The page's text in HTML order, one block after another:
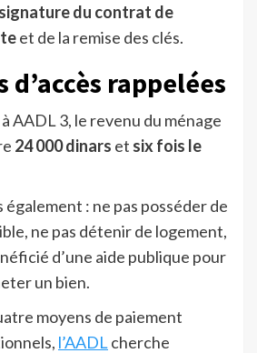
signature du contrat de
et de la remise des clés.
rappelées
AADL 3, le revenu du ménage
24 000 dinars et six fois le
: ne pas posséder de
ne pas détenir de logement,
d’une aide publique pour
un bien.
moyens de paiement
l’AADL cherche